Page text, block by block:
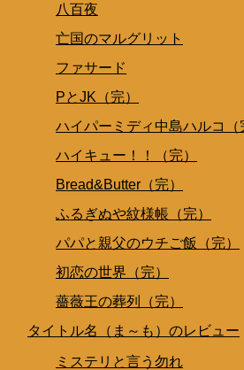
八百夜
亡国のマルグリット
ファサード
PとJK（完）
ハイパーミディ中島ハルコ（
ハイキュー！！（完）
Bread&Butter（完）
ふるぎぬや紋様帳（完）
パパと親父のウチご飯（完）
初恋の世界（完）
薔薇王の葬列（完）
タイトル名（ま～も）のレビュー
ミステリと言う勿れ